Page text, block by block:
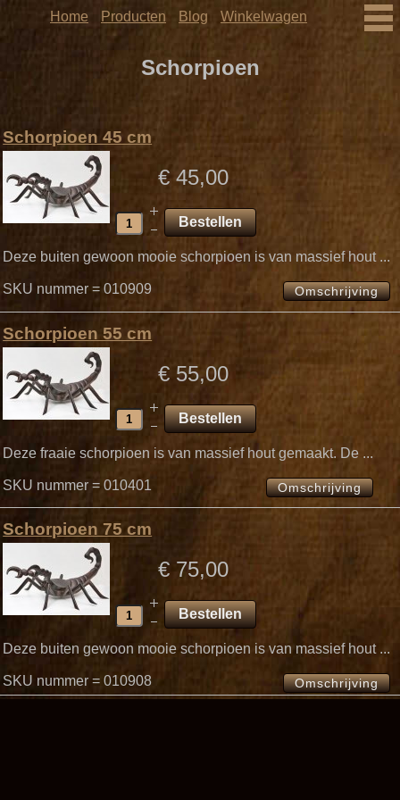
Home Producten Blog Winkelwagen
Schorpioen
Schorpioen 45 cm
€ 45,00
Deze buiten gewoon mooie schorpioen is van massief hout ...
SKU nummer = 010909 Omschrijving
Schorpioen 55 cm
€ 55,00
Deze fraaie schorpioen is van massief hout gemaakt. De ...
SKU nummer = 010401 Omschrijving
Schorpioen 75 cm
€ 75,00
Deze buiten gewoon mooie schorpioen is van massief hout ...
SKU nummer = 010908 Omschrijving